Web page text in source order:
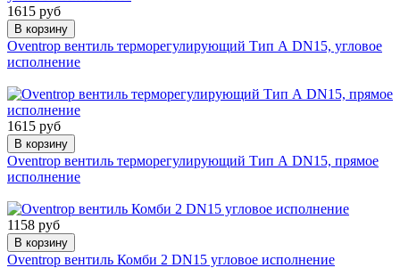
1615 руб
В корзину
Oventrop вентиль терморегулирующий Тип А DN15, угловое
исполнение
1615 руб
В корзину
Oventrop вентиль терморегулирующий Тип А DN15, прямое
исполнение
1158 руб
В корзину
Oventrop вентиль Комби 2 DN15 угловое исполнение